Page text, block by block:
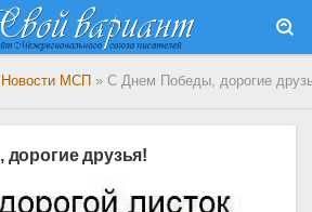
Новости МСП » С Днем Победы, дорогие
друзья!